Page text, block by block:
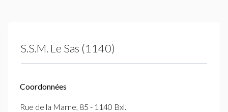
S.S.M. Le Sas (1140)
Coordonnées
Rue de la Marne, 85 - 1140 Bxl.